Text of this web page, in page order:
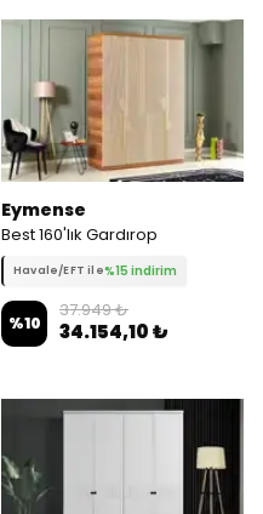
Eymense
Best 160'lık Gardırop
Havale/EFT ile%15 indirim
%10
37.949 ₺
34.154,10 ₺